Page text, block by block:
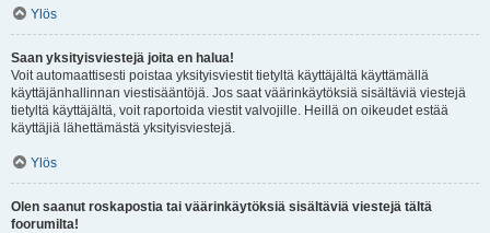
Ylös
Saan yksityisviestejä joita en halua!
Voit automaattisesti poistaa yksityisviestit tietyltä käyttäjältä käyttämällä
käyttäjänhallinnan viestisääntöjä. Jos saat väärinkäytöksiä sisältäviä viestejä
tietyltä käyttäjältä, voit raportoida viestit valvojille. Heillä on oikeudet estää
käyttäjiä lähettämästä yksityisviestejä.
Ylös
Olen saanut roskapostia tai väärinkäytöksiä sisältäviä viestejä tältä
foorumilta!